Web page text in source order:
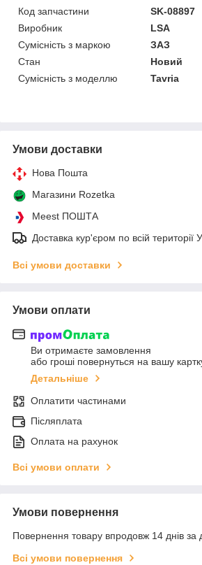
Код запчастини
SK-08897
Виробник
LSA
Сумісність з маркою
ЗАЗ
Стан
Новий
Сумісність з моделлю
Tavria
Умови доставки
Нова Пошта
Магазини Rozetka
Meest ПОШТА
Доставка кур'єром по всій території
Всі умови доставки
Умови оплати
Ви отримаєте замовлення
або гроші повернуться на вашу
Детальніше
Оплатити частинами
Післяплата
Оплата на рахунок
Всі умови оплати
Умови повернення
Повернення товару впродовж 14 днів за
Всі умови повернення